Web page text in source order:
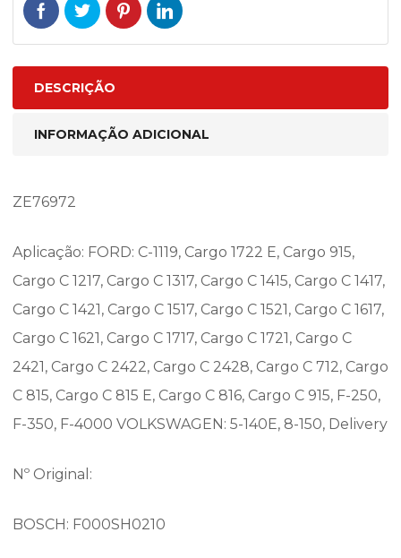
DESCRIÇÃO
INFORMAÇÃO ADICIONAL
ZE76972
Aplicação: FORD: C-1119, Cargo 1722 E, Cargo 915,
Cargo C 1217, Cargo C 1317, Cargo C 1415, Cargo C 1417,
Cargo C 1421, Cargo C 1517, Cargo C 1521, Cargo C 1617,
Cargo C 1621, Cargo C 1717, Cargo C 1721, Cargo C
2421, Cargo C 2422, Cargo C 2428, Cargo C 712, Cargo
C 815, Cargo C 815 E, Cargo C 816, Cargo C 915, F-250,
F-350, F-4000 VOLKSWAGEN: 5-140E, 8-150, Delivery
Nº Original:
BOSCH: F000SH0210